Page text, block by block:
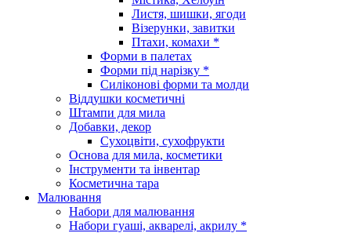
Листя, шишки, ягоди
Візерунки, завитки
Птахи, комахи *
Форми в палетах
Форми під нарізку *
Силіконові форми та молди
Віддушки косметичні
Штампи для мила
Добавки, декор
Сухоцвіти, сухофрукти
Основа для мила, косметики
Інструменти та інвентар
Косметична тара
Малювання
Набори для малювання
Набори гуаші, акварелі, акрилу *